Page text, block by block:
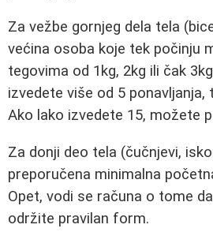
Za vežbe gornjeg dela tela
većina osoba koje tek počinju
tegovima od 1kg, 2kg ili čak
izvedete više od 5 ponavljanja,
Ako lako izvedete 15, možete
Za donji deo tela (čučnjevi,
preporučena minimalna
Opet, vodi se računa o tome
održite pravilan form.